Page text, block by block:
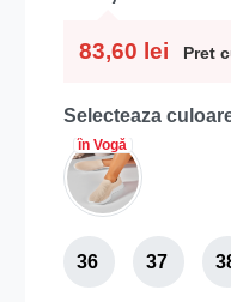
83,60 lei Pret
Selecteaza
în Vogă
36 37